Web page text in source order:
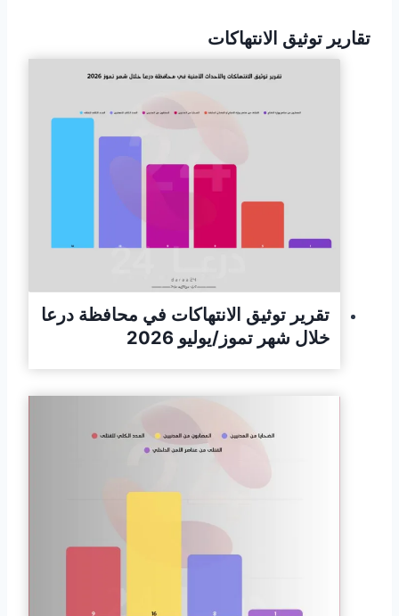
تقارير توثيق الانتهاكات
تقرير ﺗﻮﺛﯿﻖ اﻻﻧﺘﮭﺎﻛﺎت ﻓﻲ ﻣﺤﺎﻓﻈﺔ درﻋﺎ
ﺧﻼل ﺷﮭﺮ ﺗﻤﻮز/ﯾﻮﻟﯿﻮ 2026